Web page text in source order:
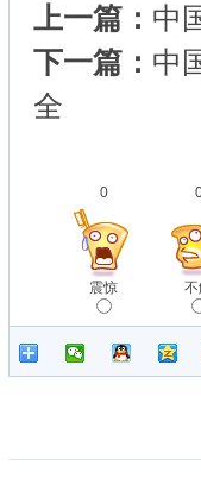
上一篇： 中
下一篇： 中
全
0
震惊